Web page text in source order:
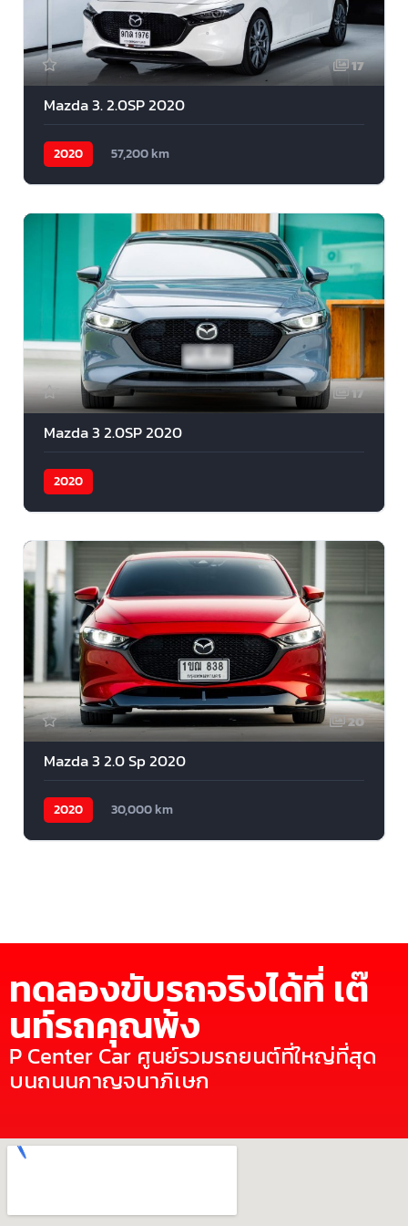
17
Mazda 3. 2.0SP 2020
2020 57,200 km
17
Mazda 3 2.0SP 2020
2020
20
Mazda 3 2.0 Sp 2020
2020 30,000 km
ทดลองขับรถจริงได้ที่ เต๊
นท์รถคุณพ้ง
P Center Car ศูนย์รวมรถยนต์ที่ใหญ่ที่สุด
บนถนนกาญจนาภิเษก